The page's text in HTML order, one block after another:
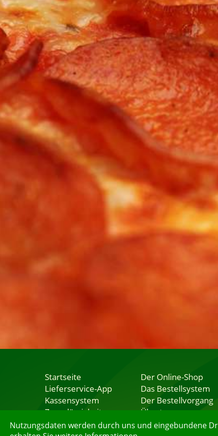
Nutzungsdaten werden durch uns und eingebundene
Startseite
Lieferservice-App
Kassensystem
Zuverlässigkeit
Sicherheit
Der Online-Shop
Das Bestellsystem
Der Bestellvorgang
Übertragung
Testshop